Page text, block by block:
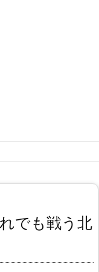
でも戦う北